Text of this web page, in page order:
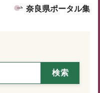
奈良県ポータル集